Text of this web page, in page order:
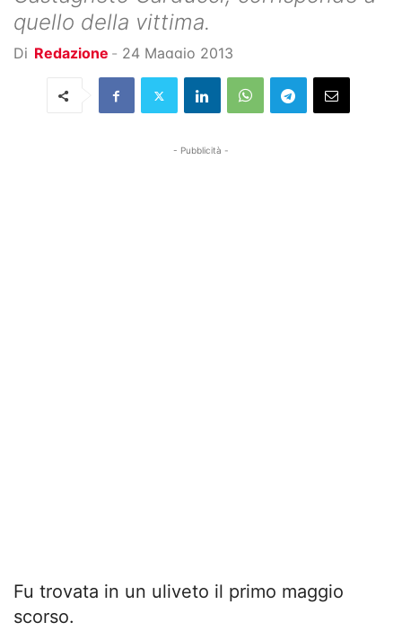
quello della vittima.
Di Redazione - 24 Maggio 2013
- Pubblicità -
Fu trovata in un uliveto il primo maggio
scorso.